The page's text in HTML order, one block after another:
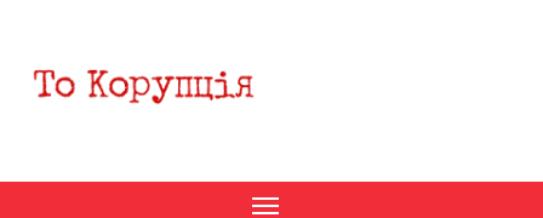
содержанию